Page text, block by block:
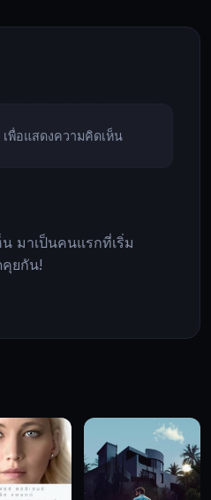
เพื่อแสดงความคิดเห็น
มาเป็นคนแรกที่เริ่ม
ยกัน!